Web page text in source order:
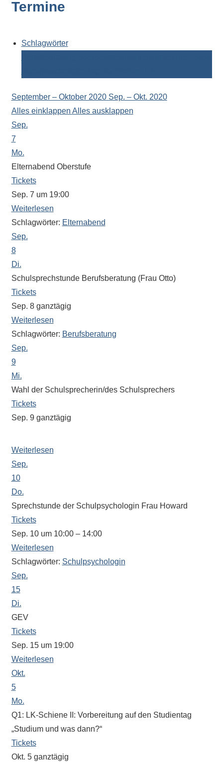
Kontaktdaten,
Zusammensetzung
oder
zur
Ausstattung
der
wir
versuchen
auf
alle
Fragen
Antworten
zu
bieten.
Daneben
gibt
es
viele
Aktivitäten
an
unserer
Schule.
Ob
Sprach-,
Sportwettkampf,
Musik-
oder
Theaterveranstaltung,
Exkursion
oder
Reise
–
unsere
Schülerinnen
und
Schüler
Sollten
Sie
einmal
eine
Information
nicht
finden,
stehen
am
Ende
Termine
Schlagwörter
September – Oktober 2020 Sep. – Okt. 2020
Alles einklappen Alles ausklappen
Sep.
7
Mo.
Elternabend Oberstufe
Tickets
Sep. 7 um 19:00
Weiterlesen
Schlagwörter: Elternabend
Sep.
8
Di.
Schulsprechstunde Berufsberatung (Frau Otto)
Tickets
Sep. 8 ganztägig
Weiterlesen
Schlagwörter: Berufsberatung
Sep.
9
Mi.
Wahl der Schulsprecherin/des Schulsprechers
Tickets
Sep. 9 ganztägig
Weiterlesen
Sep.
10
Do.
Sprechstunde der Schulpsychologin Frau Howard
Tickets
Sep. 10 um 10:00 – 14:00
Weiterlesen
Schlagwörter: Schulpsychologin
Sep.
15
Di.
GEV
Tickets
Sep. 15 um 19:00
Weiterlesen
Okt.
5
Mo.
Q1: LK-Schiene II: Vorbereitung auf den Studientag
„Studium und was dann?“
Tickets
Okt. 5 ganztägig